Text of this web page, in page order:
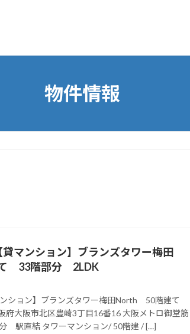
物件情報
貸マンション】ブランズタワー梅田
33階部分 2LDK
ション】ブランズタワー梅田North 50階建て
大阪市北区豊崎3丁目16番16 大阪メトロ御堂筋
駅直結 タワーマンション/ 50階建 / […]